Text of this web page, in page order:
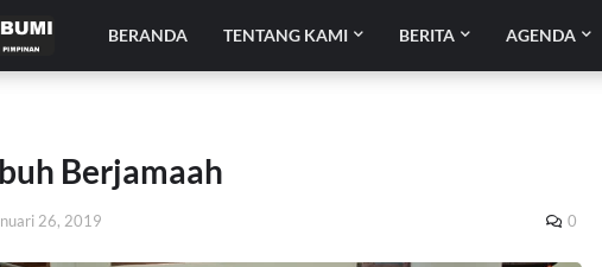
BERANDA TENTANG KAMI BERITA AGENDA
Berjamaah
26, 2019 0